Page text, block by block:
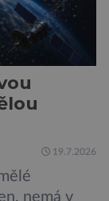
19.7.2026
nemá v